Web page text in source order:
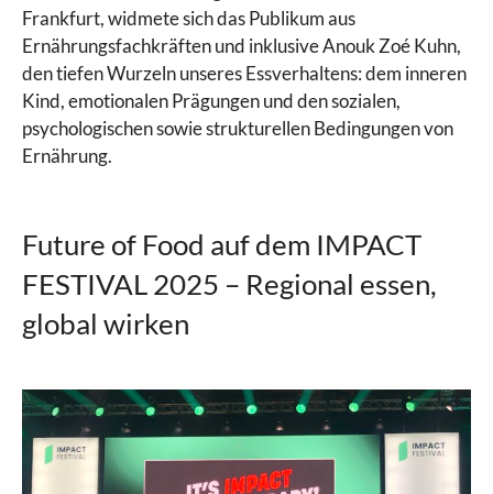
Frankfurt, widmete sich das Publikum aus
Ernährungsfachkräften und inklusive Anouk Zoé Kuhn,
den tiefen Wurzeln unseres Essverhaltens: dem inneren
Kind, emotionalen Prägungen und den sozialen,
psychologischen sowie strukturellen Bedingungen von
Ernährung.
Future of Food auf dem IMPACT
FESTIVAL 2025 – Regional essen,
global wirken